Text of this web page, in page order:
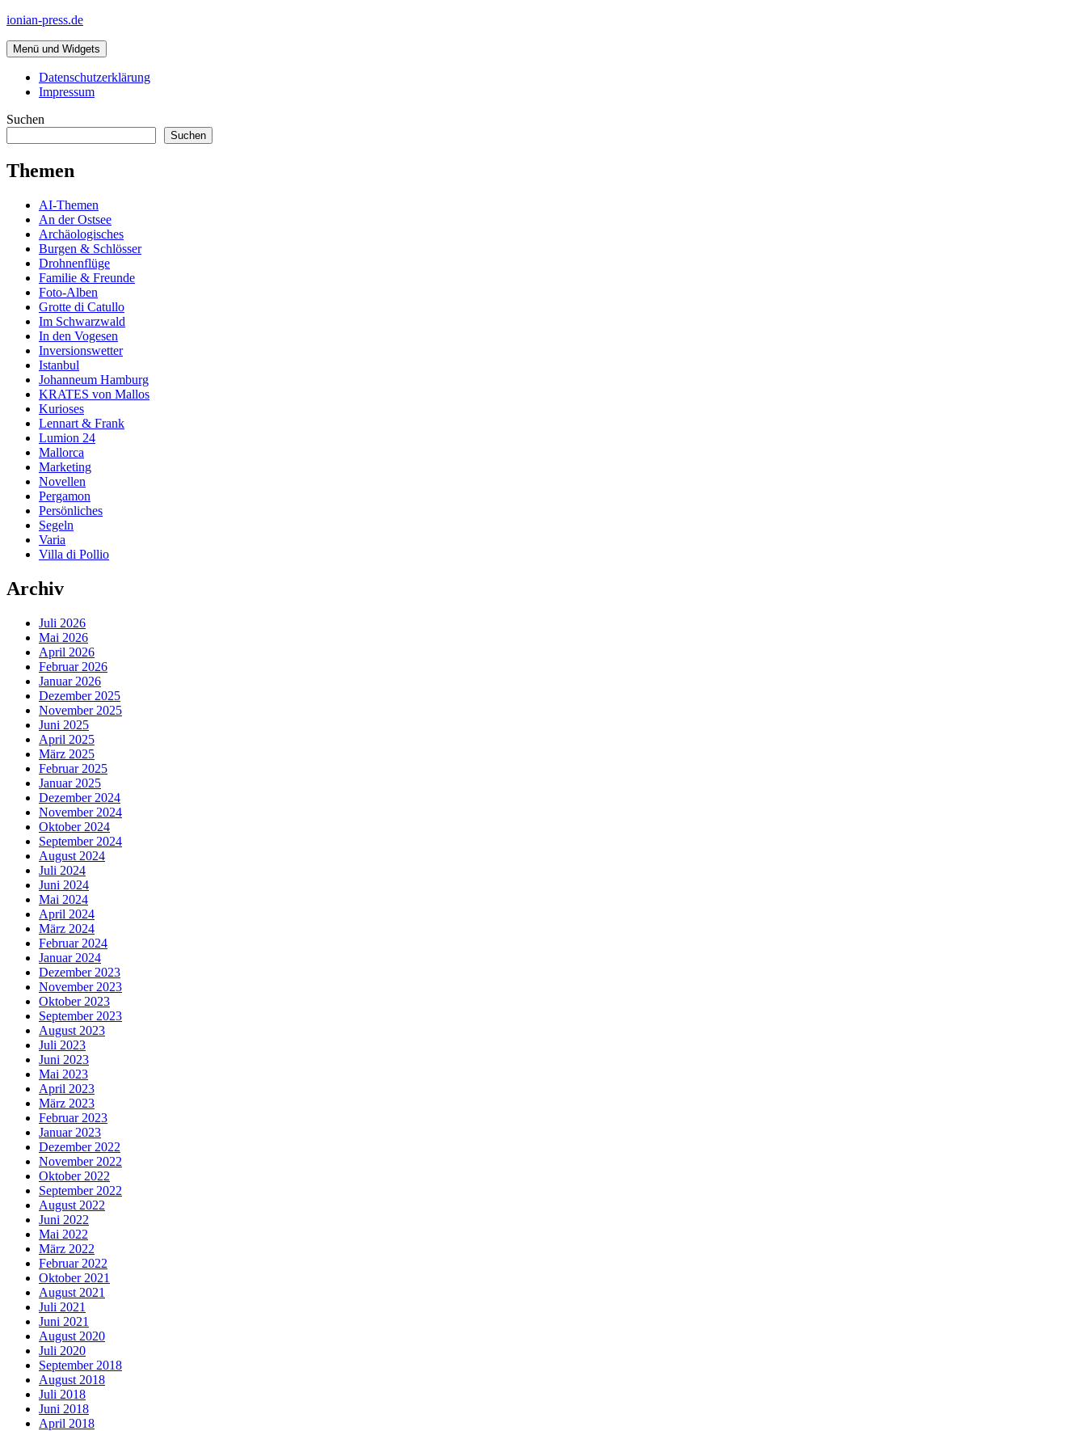
Zum
springen
ionian-press.de
Menü und Widgets
Datenschutzerklärung
Impressum
Suchen
Suchen
Themen
AI-Themen
An der Ostsee
Archäologisches
Burgen & Schlösser
Drohnenflüge
Familie & Freunde
Foto-Alben
Grotte di Catullo
Im Schwarzwald
In den Vogesen
Inversionswetter
Istanbul
Johanneum Hamburg
KRATES von Mallos
Kurioses
Lennart & Frank
Lumion 24
Mallorca
Marketing
Novellen
Pergamon
Persönliches
Segeln
Varia
Villa di Pollio
Archiv
Juli 2026
Mai 2026
April 2026
Februar 2026
Januar 2026
Dezember 2025
November 2025
Juni 2025
April 2025
März 2025
Februar 2025
Januar 2025
Dezember 2024
November 2024
Oktober 2024
September 2024
August 2024
Juli 2024
Juni 2024
Mai 2024
April 2024
März 2024
Februar 2024
Januar 2024
Dezember 2023
November 2023
Oktober 2023
September 2023
August 2023
Juli 2023
Juni 2023
Mai 2023
April 2023
März 2023
Februar 2023
Januar 2023
Dezember 2022
November 2022
Oktober 2022
September 2022
August 2022
Juni 2022
Mai 2022
März 2022
Februar 2022
Oktober 2021
August 2021
Juli 2021
Juni 2021
August 2020
Juli 2020
September 2018
August 2018
Juli 2018
Juni 2018
April 2018